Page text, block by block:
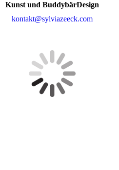
Kunst und BuddybärDesign
kontakt@sylviazeeck.com